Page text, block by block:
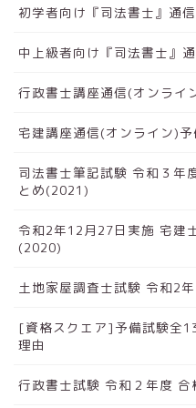
初学者向け『司法書士』通
中上級者向け『司法書士』
行政書士講座通信(オンライ
宅建講座通信(オンライン)
司法書士筆記試験 令和３年
とめ(2021)
令和2年12月27日実施 宅建
(2020)
土地家屋調査士試験 令和2
[資格スクエア]予備試験全
理由
行政書士試験 令和２年度 合